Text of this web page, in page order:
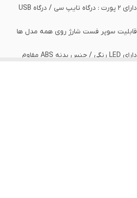
دارای 2 پورت : درگاه تایپ سی / درگاه USB
قابلیت سوپر فست شارژ روی همه مدل ها
دارای LED رنگی / جنس بدنه ABS مقاوم